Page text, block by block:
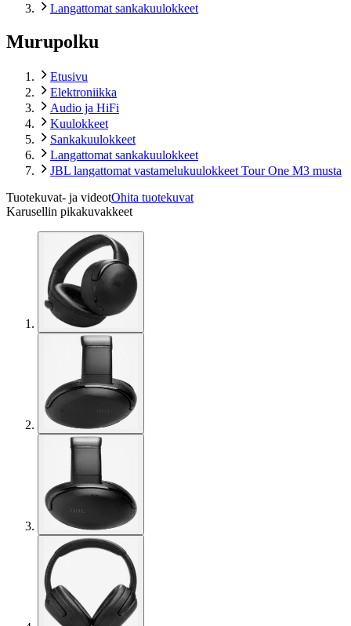
Langattomat sankakuulokkeet
Murupolku
Etusivu
Elektroniikka
Audio ja HiFi
Kuulokkeet
Sankakuulokkeet
Langattomat sankakuulokkeet
JBL langattomat vastamelukuulokkeet Tour One M3 musta
Tuotekuvat- ja videotOhita tuotekuvat
Karusellin pikakuvakkeet